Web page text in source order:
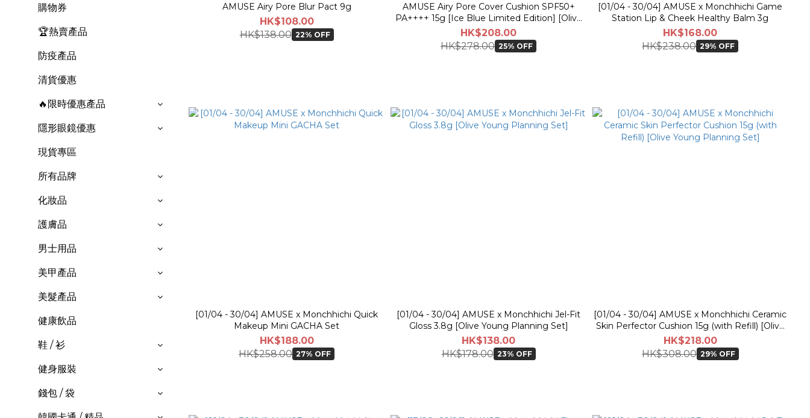
購物券
🏆熱賣產品
防疫產品
清貨優惠
🔥限時優惠產品
隱形眼鏡優惠
現貨專區
所有品牌
化妝品
護膚品
男士用品
美甲產品
美髮產品
健康飲品
鞋 / 衫
健身服裝
錢包 / 袋
AMUSE Airy Pore Blur Pact 9g
HK$108.00
HK$138.00 22% OFF
AMUSE Airy Pore Cover Cushion SPF50+
PA++++ 15g [Ice Blue Limited Edition] [Olive
Young with Refill Planning Set]
HK$208.00
HK$278.00 25% OFF
[01/04 - 30/04] AMUSE x Monchhichi Game
Station Lip & Cheek Healthy Balm 3g
HK$168.00
HK$238.00 29% OFF
[01/04 - 30/04] AMUSE x Monchhichi Quick
Makeup Mini GACHA Set
HK$188.00
HK$258.00 27% OFF
[01/04 - 30/04] AMUSE x Monchhichi Jel-Fit
Gloss 3.8g [Olive Young Planning Set]
HK$138.00
HK$178.00 23% OFF
[01/04 - 30/04] AMUSE x Monchhichi Ceramic
Skin Perfector Cushion 15g (with Refill) [Olive
Young Planning Set]
HK$218.00
HK$308.00 29% OFF